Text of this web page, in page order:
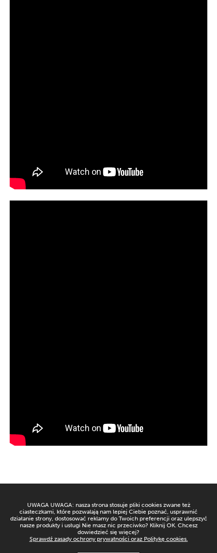
UWAGA UWAGA: nasza strona stosuje pliki cookies zwane też
ciasteczkami, które pozwalają nam lepiej Ciebie poznać, usprawnić
działanie strony, dostosować reklamy do Twoich preferencji oraz ulepszyć
nasze produkty i usługi Nie masz nic przeciwko? Kliknij OK. Chcesz
dowiedzieć się więcej?
Sprawdź zasady ochrony prywatności oraz Politykę cookies.
POLITYKA PRYWATNOŚCI KONTAKT